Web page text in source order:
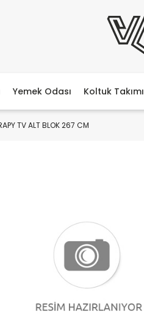
Yemek Odası Koltuk Takımı
TV ALT BLOK 267 CM